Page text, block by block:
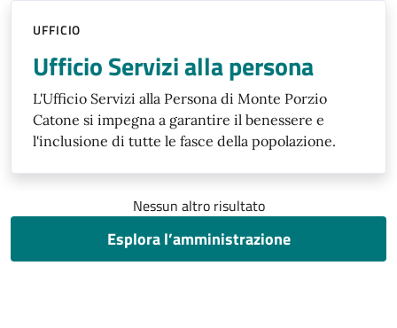
UFFICIO
Ufficio Servizi alla persona
L'Ufficio Servizi alla Persona di Monte Porzio
Catone si impegna a garantire il benessere e
l'inclusione di tutte le fasce della popolazione.
Nessun altro risultato
Esplora l’amministrazione